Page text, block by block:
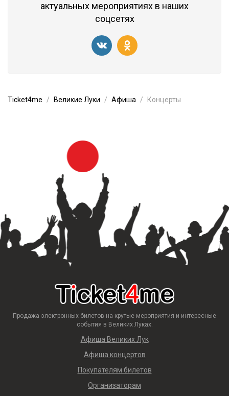
актуальных мероприятиях в наших
соцсетях
Ticket4me Великие Луки Афиша Концерты
Продажа электронных билетов на крутые мероприятия и интересные
события в Великих Луках.
Афиша Великих Лук
Афиша концертов
Покупателям билетов
Организаторам